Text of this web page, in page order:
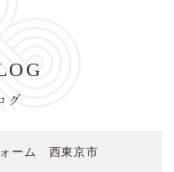
グ
ーム 西東京市